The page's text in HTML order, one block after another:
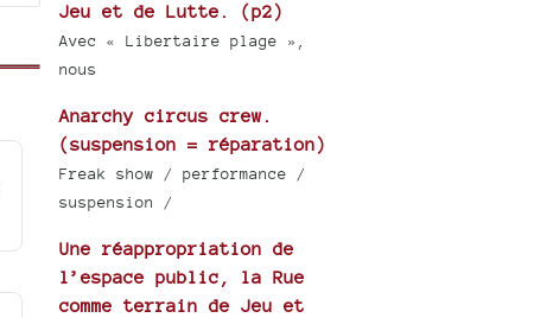
Jeu et de Lutte. (p2)
Avec « Libertaire plage »,
nous
Anarchy circus crew.
(suspension = réparation)
Freak show / performance /
suspension /
Une réappropriation de
l’espace public, la Rue
comme terrain de Jeu et